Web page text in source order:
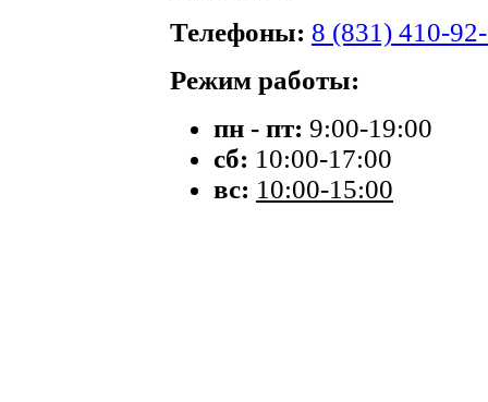
Телефоны: 8 (831) 410-
Режим работы:
пн - пт: 9:00-19:00
сб: 10:00-17:00
вс: 10:00-15:00